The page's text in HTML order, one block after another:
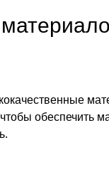
обеспечить